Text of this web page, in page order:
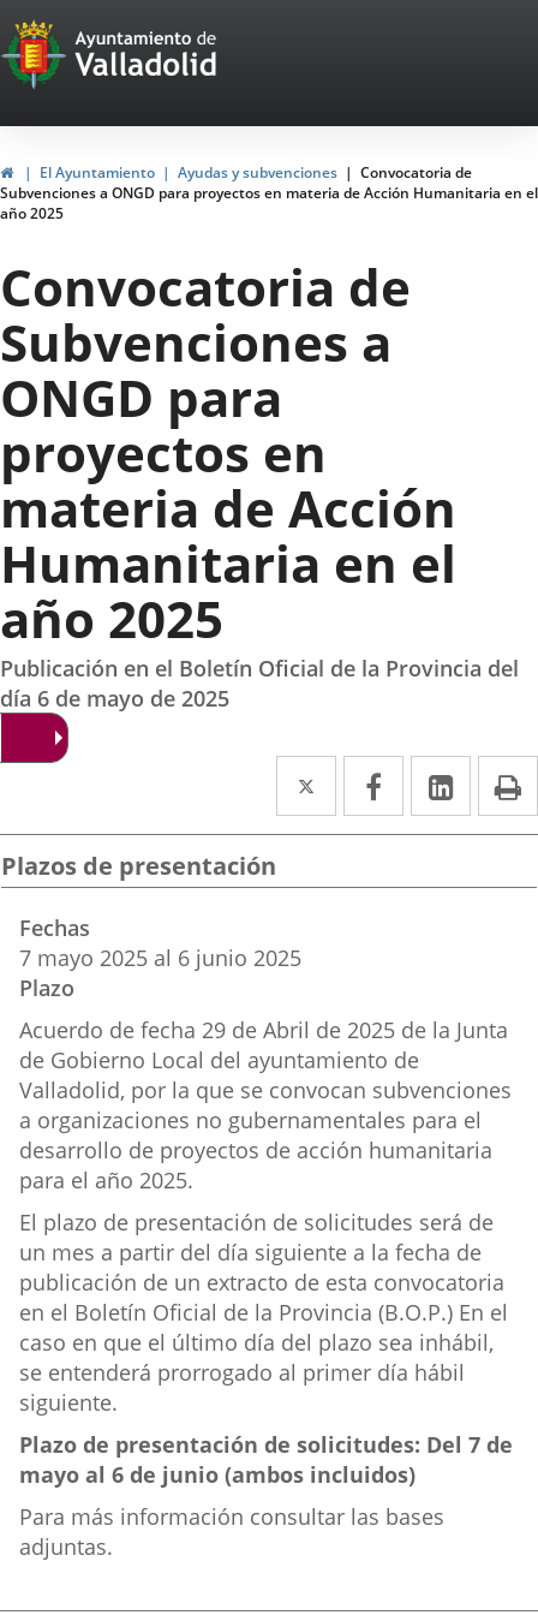
Portal
Web
del
Ayuntamiento
de
Valladolid
HomeEl Ayuntamiento Ayudas y subvenciones
Convocatoria de
Subvenciones a ONGD para proyectos en materia de Acción Humanitaria en el
año 2025
Convocatoria de
Subvenciones a
ONGD para
proyectos en
materia de Acción
Humanitaria en el
año 2025
Publicación en el Boletín Oficial de la Provincia del
día 6 de mayo de 2025
Twitter
Enlace
a
aplicación
Facebook
Enlace
a
aplicación
Enlace
a
Plazos de presentación
Fechas
7 mayo 2025 al 6 junio 2025
Plazo
Acuerdo de fecha 29 de Abril de 2025 de la Junta
de Gobierno Local del ayuntamiento de
Valladolid, por la que se convocan subvenciones
a organizaciones no gubernamentales para el
desarrollo de proyectos de acción humanitaria
para el año 2025.
El plazo de presentación de solicitudes será de
un mes a partir del día siguiente a la fecha de
publicación de un extracto de esta convocatoria
en el Boletín Oficial de la Provincia (B.O.P.) En el
caso en que el último día del plazo sea inhábil,
se entenderá prorrogado al primer día hábil
siguiente.
Plazo de presentación de solicitudes: Del 7 de
mayo al 6 de junio (ambos incluidos)
Para más información consultar las bases
adjuntas.